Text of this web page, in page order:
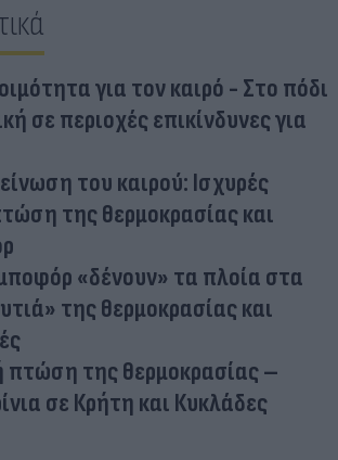
για τον καιρό - Στο πόδι
σε περιοχές επικίνδυνες για
του καιρού: Ισχυρές
της θερμοκρασίας και
«δένουν» τα πλοία στα
της θερμοκρασίας και
πτώση της θερμοκρασίας –
σε Κρήτη και Κυκλάδες